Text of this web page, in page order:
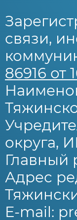
связи,
86916 от
округа,
Главный
Адрес
E-mail: